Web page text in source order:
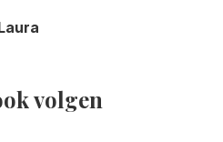
volgen